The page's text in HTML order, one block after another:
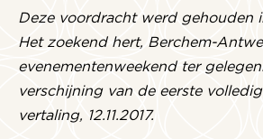
Deze voordracht werd gehouden
Het zoekend hert, Berchem-
evenementenweekend ter
verschijning van de eerste
vertaling, 12.11.2017.